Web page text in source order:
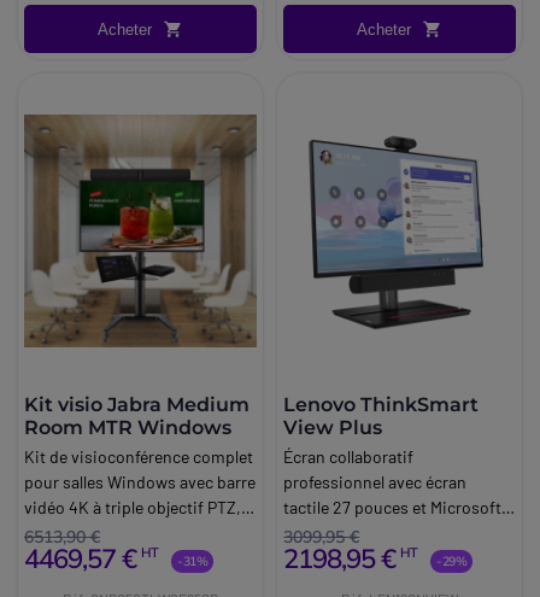
Acheter Acheter
Kit visio Jabra Medium
Room MTR Windows
Kit de visioconférence complet
pour salles Windows avec barre
vidéo 4K à triple objectif PTZ,
mini-PC Lenovo, écran 4K de
65 pouces, support à roulettes
6513,90 €
4469,57 € HT -31%
Lenovo ThinkSmart
View Plus
Écran collaboratif
professionnel avec écran
tactile 27 pouces et Microsoft
Teams intégré pour les
réunions, la collaboration et le
3099,95 €
2198,95 € HT -29%